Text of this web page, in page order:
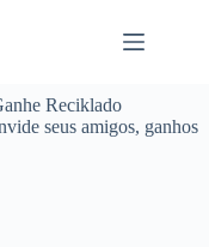
Reciklado
seus amigos, ganhos